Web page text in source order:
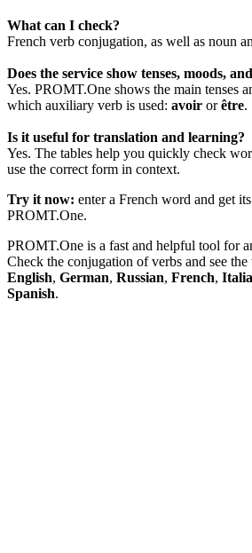
What can I check?
French verb conjugation, as well as noun
Does the service show tenses, moods,
Yes. PROMT.One shows the main tenses
which auxiliary verb is used: avoir orêtre.
Is it useful for translation and learning?
Yes. The tables help you quickly check
use the correct form in context.
Try it now: enter a French word and get
PROMT.One.
PROMT.One is a fast and helpful tool for
Check the conjugation of verbs and see the
English, German, Russian, French,
Spanish.